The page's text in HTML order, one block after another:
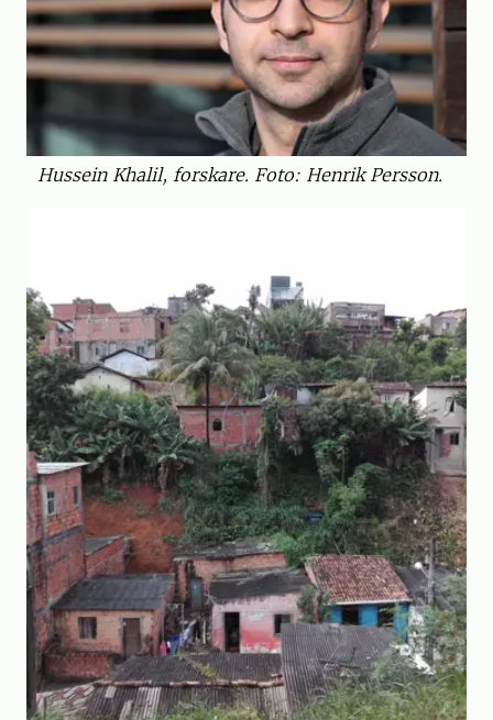
Hussein Khalil, forskare. Foto: Henrik Persson.